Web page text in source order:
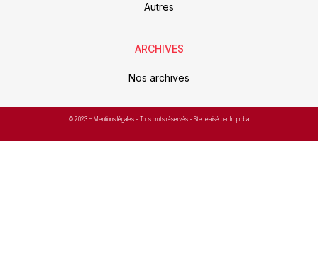
Autres
ARCHIVES
Nos archives
© 2023 – Mentions légales – Tous droits réservés – Site réalisé par Improba